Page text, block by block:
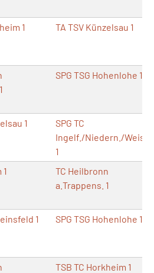
1 TA TSV Künzelsau 1
SPG TSG Hohenlohe 1
1
SPG TC
Ingelf./Niedern./
1
TC Heilbronn
a.Trappens. 1
1 SPG TSG Hohenlohe 1
TSB TC Horkheim 1